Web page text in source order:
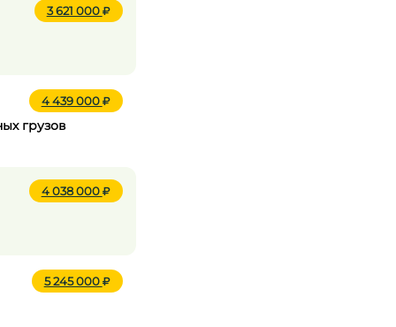
3 621 000
4 439 000
грузов
4 038 000
5 245 000